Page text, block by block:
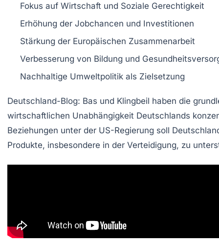
Fokus auf Wirtschaft und Soziale Gerechtigkeit
Erhöhung der Jobchancen und Investitionen
Stärkung der Europäischen Zusammenarbeit
Verbesserung von Bildung und
Nachhaltige Umweltpolitik als Zielsetzung
Deutschland-Blog: Bas und Klingbeil haben die
wirtschaftlichen Unabhängigkeit Deutschlands
Beziehungen unter der US-Regierung soll
Produkte, insbesondere in der Verteidigung, zu